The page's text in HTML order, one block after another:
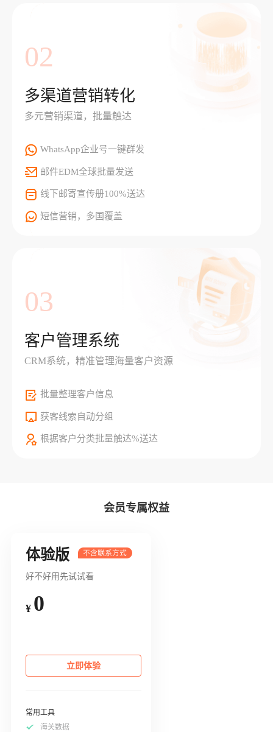
02
多渠道营销转化
多元营销渠道，批量触达
WhatsApp企业号一键群发
邮件EDM全球批量发送
线下邮寄宣传册100%送达
短信营销，多国覆盖
03
客户管理系统
CRM系统，精准管理海量客户资源
批量整理客户信息
获客线索自动分组
根据客户分类批量触达%送达
会员专属权益
体验版
好不好用先试试看
¥ 0
立即体验
常用工具
海关数据